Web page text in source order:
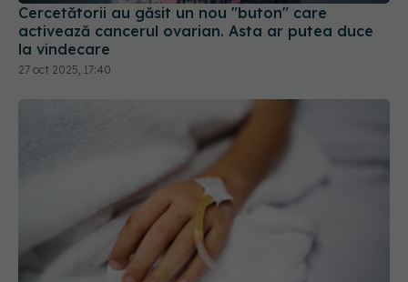
Cercetătorii au găsit un nou "buton" care
activează cancerul ovarian. Asta ar putea duce
la vindecare
27 oct 2025, 17:40